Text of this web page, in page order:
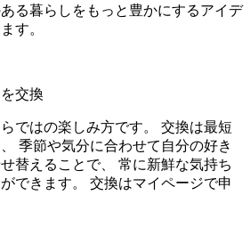
る暮らしをもっと豊かにするアイデ
す。
交換
ではの楽しみ方です。 交換は最短
季節や気分に合わせて自分の好き
替えることで、 常に新鮮な気持ち
できます。 交換はマイページで申